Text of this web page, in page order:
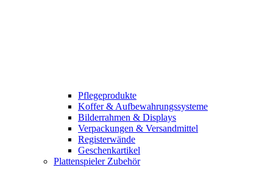
Pflegeprodukte
Koffer & Aufbewahrungssysteme
Bilderrahmen & Displays
Verpackungen & Versandmittel
Registerwände
Geschenkartikel
Plattenspieler Zubehör